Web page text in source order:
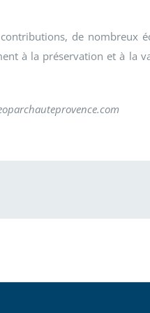
de nombreux
à la préservation et à la